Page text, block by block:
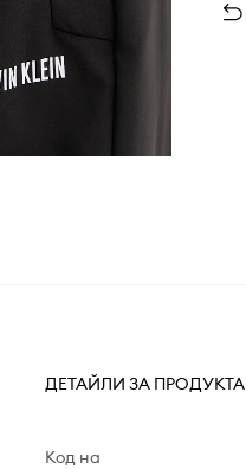
ДЕТАЙЛИ ЗА ПРОДУКТА
Код на